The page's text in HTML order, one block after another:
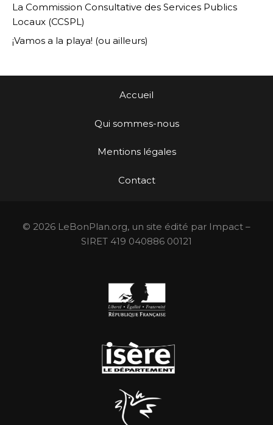
La Commission Consultative des Services Publics
Locaux (CCSPL)
¡Vamos a la playa! (ou ailleurs)
Accueil
Qui sommes-nous
Mentions légales
Contact
© 2026 LeBonPlan.org, un site édité par Impact –
SIRET 419 040886 00121